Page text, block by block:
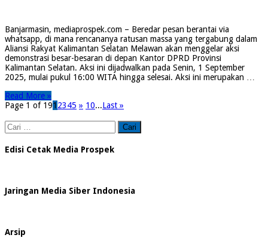
Banjarmasin, mediaprospek.com – Beredar pesan berantai via
whatsapp, di mana rencananya ratusan massa yang tergabung dalam
Aliansi Rakyat Kalimantan Selatan Melawan akan menggelar aksi
demonstrasi besar-besaran di depan Kantor DPRD Provinsi
Kalimantan Selatan. Aksi ini dijadwalkan pada Senin, 1 September
2025, mulai pukul 16:00 WITA hingga selesai. Aksi ini merupakan …
Read More »
Page 1 of 191 2345 » 10...Last »
Cari
untuk:
Edisi Cetak Media Prospek
Jaringan Media Siber Indonesia
Arsip